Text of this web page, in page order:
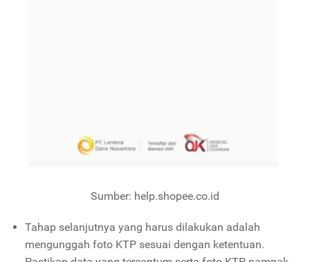
Sumber: help.shopee.co.id
Tahap selanjutnya yang harus dilakukan adalah
mengunggah foto KTP sesuai dengan ketentuan.